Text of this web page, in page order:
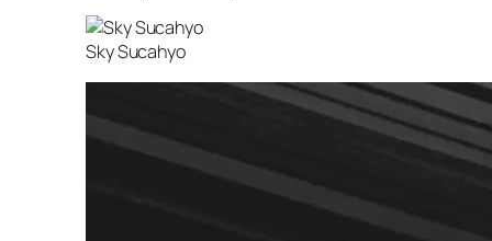
Sky Sucahyo